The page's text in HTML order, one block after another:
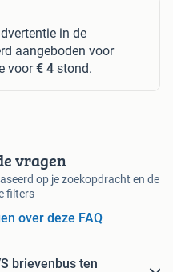
in de
aangeboden voor
voor€ 4 stond.
vragen
op je zoekopdracht en de
filters
over deze FAQ
brievenbus ten